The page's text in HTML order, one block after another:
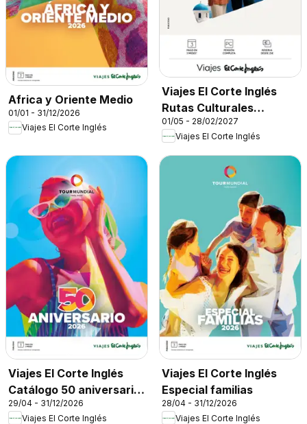
Africa y Oriente Medio
01/01 - 31/12/2026
Viajes El Corte Inglés
Viajes El Corte Inglés
Rutas Culturales
Cantabria
01/05 - 28/02/2027
Viajes El Corte Inglés
Viajes El Corte Inglés
Catálogo 50 aniversario
Tourmundial
29/04 - 31/12/2026
Viajes El Corte Inglés
Viajes El Corte Inglés
Especial familias
28/04 - 31/12/2026
Viajes El Corte Inglés